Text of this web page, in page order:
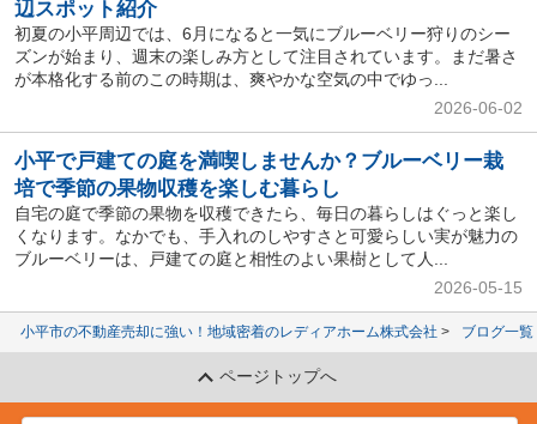
辺スポット紹介
初夏の小平周辺では、6月になると一気にブルーベリー狩りのシー
ズンが始まり、週末の楽しみ方として注目されています。まだ暑さ
が本格化する前のこの時期は、爽やかな空気の中でゆっ...
2026-06-02
小平で戸建ての庭を満喫しませんか？ブルーベリー栽
培で季節の果物収穫を楽しむ暮らし
自宅の庭で季節の果物を収穫できたら、毎日の暮らしはぐっと楽し
くなります。なかでも、手入れのしやすさと可愛らしい実が魅力の
ブルーベリーは、戸建ての庭と相性のよい果樹として人...
2026-05-15
小平市の不動産売却に強い！地域密着のレディアホーム株式会社 ブログ一覧
ページトップへ